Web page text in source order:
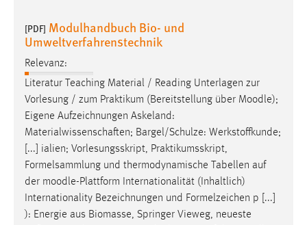
[PDF] Modulhandbuch Bio- und
Umweltverfahrenstechnik
Relevanz:
Literatur Teaching Material / Reading Unterlagen zur
Vorlesung / zum Praktikum (Bereitstellung über Moodle);
Eigene Aufzeichnungen Askeland:
Materialwissenschaften; Bargel/Schulze: Werkstoffkunde;
[...] ialien; Vorlesungsskript, Praktikumsskript,
Formelsammlung und thermodynamische Tabellen auf
der moodle-Plattform Internationalität (Inhaltlich)
Internationality Bezeichnungen und Formelzeichen p [...]
): Energie aus Biomasse, Springer Vieweg, neueste